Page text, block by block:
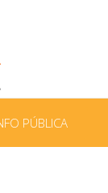
PÚBLICA